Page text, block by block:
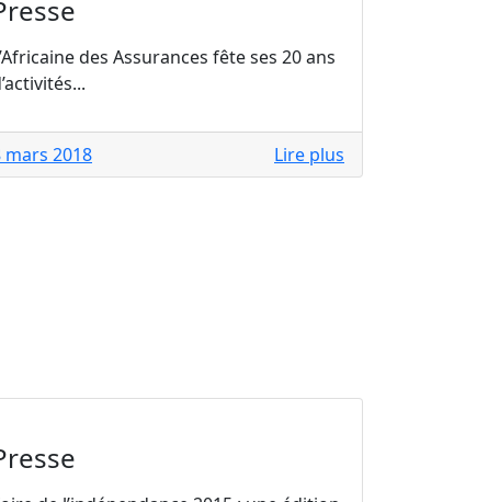
des Assurances fête ses 20 ans
mars 2018 Lire plus